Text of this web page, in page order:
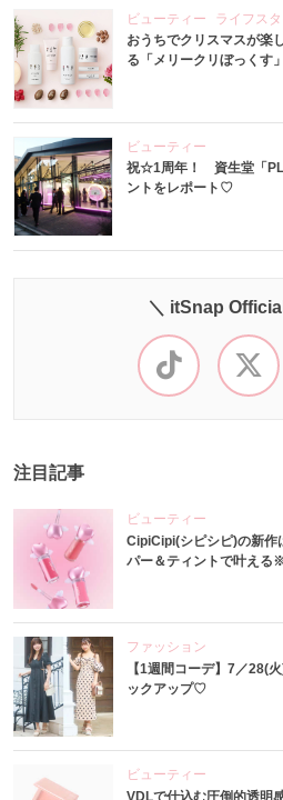
ビューティー
ライフス
おうちでクリスマスが
る「メリークリぼっくす」
ビューティー
祝☆1周年！ 資生堂「
ントをレポート♡
＼ itSnap
注目記事
ビューティー
CipiCipi(シピシピ)の新作
パー＆ティントで叶え
ファッション
【1週間コーデ】7／28(
ックアップ♡
ビューティー
VDLで仕込む圧倒的透明